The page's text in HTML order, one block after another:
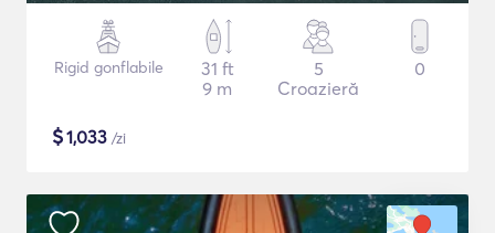
Rigid gonflabile
31 ft
9 m
5
Croazieră
0
$1,033 /zi